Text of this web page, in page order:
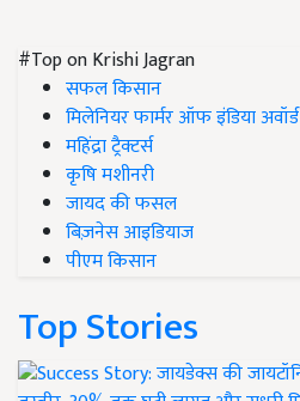
#Top on Krishi Jagran
सफल किसान
मिलेनियर फार्मर ऑफ इंडिया अवॉर्ड
महिंद्रा ट्रैक्टर्स
कृषि मशीनरी
जायद की फसल
बिज़नेस आइडियाज
पीएम किसान
Top Stories